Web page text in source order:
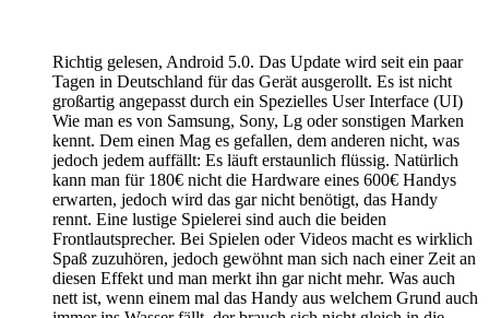
Richtig gelesen, Android 5.0. Das Update wird seit ein paar
Tagen in Deutschland für das Gerät ausgerollt. Es ist nicht
großartig angepasst durch ein Spezielles User Interface (UI)
Wie man es von Samsung, Sony, Lg oder sonstigen Marken
kennt. Dem einen Mag es gefallen, dem anderen nicht, was
jedoch jedem auffällt: Es läuft erstaunlich flüssig. Natürlich
kann man für 180€ nicht die Hardware eines 600€ Handys
erwarten, jedoch wird das gar nicht benötigt, das Handy
rennt. Eine lustige Spielerei sind auch die beiden
Frontlautsprecher. Bei Spielen oder Videos macht es wirklich
Spaß zuzuhören, jedoch gewöhnt man sich nach einer Zeit an
diesen Effekt und man merkt ihn gar nicht mehr. Was auch
nett ist, wenn einem mal das Handy aus welchem Grund auch